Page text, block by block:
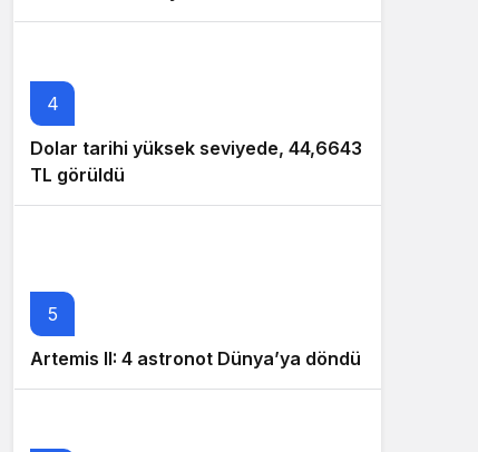
4
Dolar tarihi yüksek seviyede, 44,6643
TL görüldü
5
Artemis II: 4 astronot Dünya’ya döndü